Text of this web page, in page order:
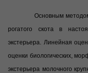
Основным методом
рогатого скота в
экстерьера. Линейная
оценки биологических,
экстерьера молочного